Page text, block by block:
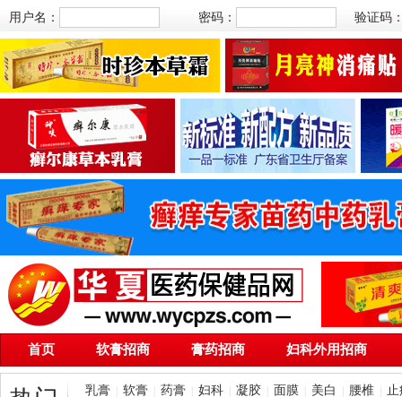
用户名： 密码： 验证码
首页 软膏招商 膏药招商 妇科外用招商
乳膏 软膏 药膏 妇科 凝胶 面膜 美白 腰椎
止